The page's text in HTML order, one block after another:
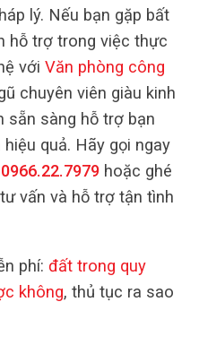
lý. Nếu bạn gặp bất
hỗ trợ trong việc thực
với Văn phòng công
chuyên viên giàu kinh
sẵn sàng hỗ trợ bạn
quả. Hãy gọi ngay
0966.22.7979 hoặc ghé
vấn và hỗ trợ tận tình
phí: đất trong quy
không, thủ tục ra sao